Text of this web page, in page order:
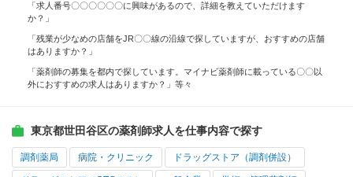
「求人番号〇〇〇〇〇〇に興味があるので、詳細を教えていただけます
か？」
「残業が少なめの店舗をJR〇〇線の沿線で探していますが、おすすめの店舗
はありますか？」
「薬剤師の募集を都内で探しています。マイナビ薬剤師に載っている〇〇以
外におすすめの求人はありますか？」等々
東京都世田谷区の薬剤師求人を仕事内容で探す
調剤薬局 病院・クリニック ドラッグストア（調剤併設）